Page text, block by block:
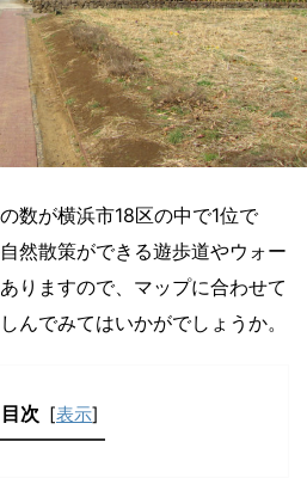
数が横浜市18区の中で1位で
然散策ができる遊歩道やウォー
りますので、マップに合わせて
んでみてはいかがでしょうか。
目次 [表示]